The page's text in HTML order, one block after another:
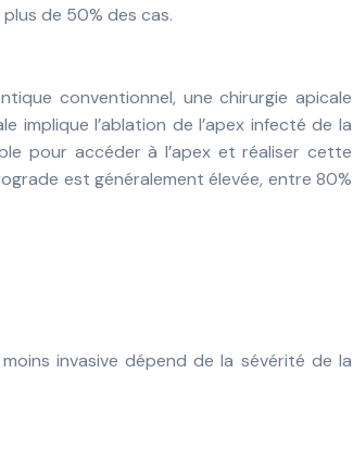
de 50% des cas.
conventionnel, une chirurgie apicale
l’ablation de l’apex infecté de la
pour accéder à l’apex et réaliser cette
est généralement élevée, entre 80%
invasive dépend de la sévérité de la